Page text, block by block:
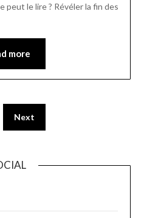
peut le lire ? Révéler la fin des
more
Next